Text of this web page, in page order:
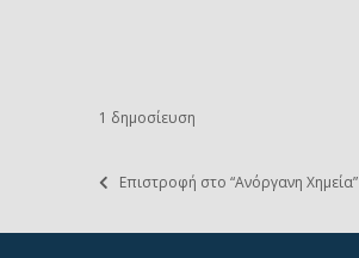
1 δημοσίευση
Επιστροφή στο “Ανόργανη Χημεία”